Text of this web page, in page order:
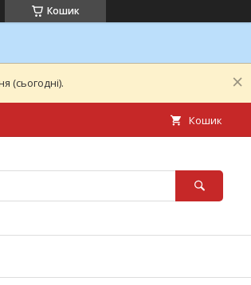
Кошик
(сьогодні).
Кошик